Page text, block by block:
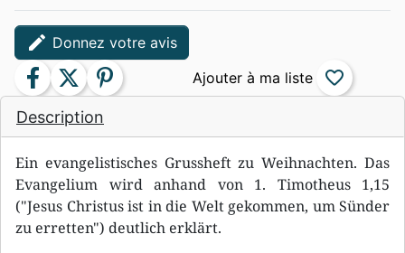
Description
Ein evangelistisches Grussheft zu Weihnachten. Das
Evangelium wird anhand von 1. Timotheus 1,15
("Jesus Christus ist in die Welt gekommen, um Sünder
zu erretten") deutlich erklärt.
edit Donnez votre avis
facebook twitter pinterest favorite_border